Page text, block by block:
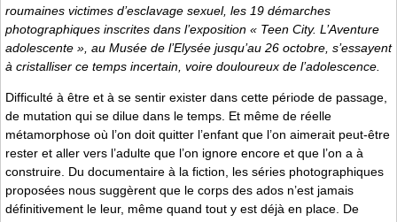
roumaines victimes d’esclavage sexuel, les 19 démarches
photographiques inscrites dans l’exposition « Teen City. L’Aventure
adolescente », au Musée de l’Elysée jusqu’au 26 octobre, s’essayent
à cristalliser ce temps incertain, voire douloureux de l’adolescence.
Difficulté à être et à se sentir exister dans cette période de passage,
de mutation qui se dilue dans le temps. Et même de réelle
métamorphose où l’on doit quitter l’enfant que l’on aimerait peut-être
rester et aller vers l’adulte que l’on ignore encore et que l’on a à
construire. Du documentaire à la fiction, les séries photographiques
proposées nous suggèrent que le corps des ados n’est jamais
définitivement le leur, même quand tout y est déjà en place. De